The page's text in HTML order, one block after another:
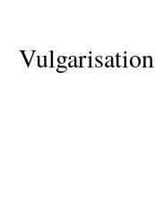
Vulgarisation